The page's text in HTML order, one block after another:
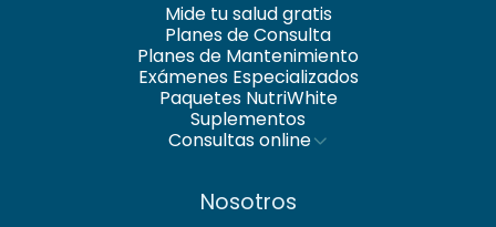
Mide tu salud gratis
Planes de Consulta
Planes de Mantenimiento
Exámenes Especializados
Paquetes NutriWhite
Suplementos
Consultas online
Nosotros